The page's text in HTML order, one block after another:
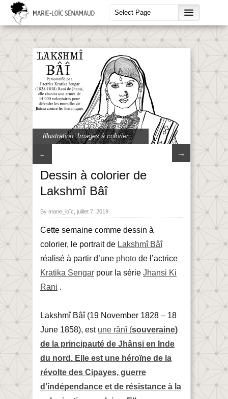
Illustration,Images à colorier
← →
Dessin à colorier de
Lakshmî Bâî
By marie_loïc, juillet 7, 2019
Cette semaine comme dessin à
colorier, le portrait de Lakshmî Bâî
réalisé à partir d’une photo de l’actrice
Kratika Sengar pour la série Jhansi Ki
Rani .
Lakshmî Bâî (19 November 1828 – 18
June 1858), est une rânî (souveraine)
de la principauté de Jhânsi en Inde
du nord. Elle est une héroïne de la
révolte des Cipayes, guerre
d’indépendance et de résistance à la